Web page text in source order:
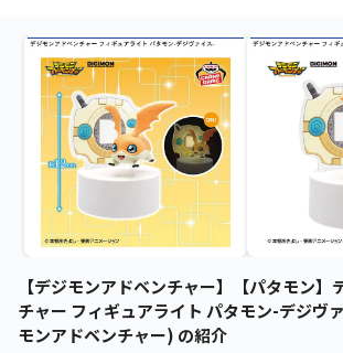
【デジモンアドベンチャー】【パタモン】
チャー フィギュアライト パタモン-デジヴ
モンアドベンチャー) の紹介